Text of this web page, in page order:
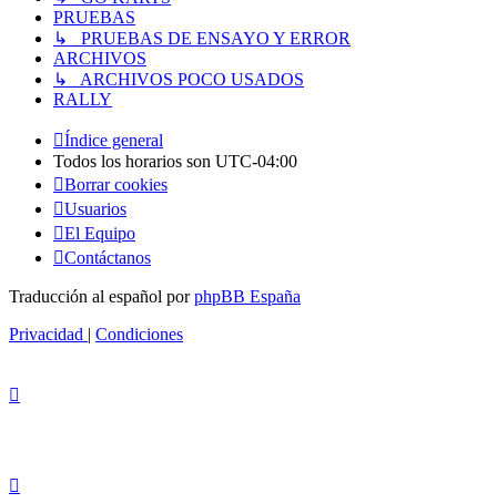
PRUEBAS
↳ PRUEBAS DE ENSAYO Y ERROR
ARCHIVOS
↳ ARCHIVOS POCO USADOS
RALLY
Índice general
Todos los horarios son UTC-04:00
Borrar cookies
Usuarios
El Equipo
Contáctanos
Traducción al español porphpBB España
Privacidad | Condiciones